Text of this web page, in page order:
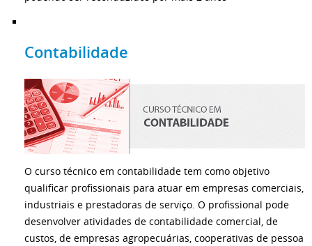
Contabilidade
O curso técnico em contabilidade tem como objetivo
qualificar profissionais para atuar em empresas comerciais,
industriais e prestadoras de serviço. O profissional pode
desenvolver atividades de contabilidade comercial, de
custos, de empresas agropecuárias, cooperativas de pessoa